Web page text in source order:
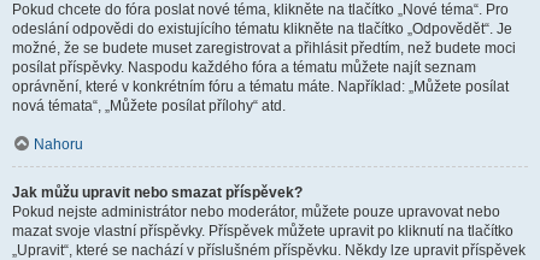
Pokud chcete do fóra poslat nové téma, klikněte na tlačítko „Nové téma“. Pro
odeslání odpovědi do existujícího tématu klikněte na tlačítko „Odpovědět“. Je
možné, že se budete muset zaregistrovat a přihlásit předtím, než budete moci
posílat příspěvky. Naspodu každého fóra a tématu můžete najít seznam
oprávnění, které v konkrétním fóru a tématu máte. Například: „Můžete posílat
nová témata“, „Můžete posílat přílohy“ atd.
Nahoru
Jak můžu upravit nebo smazat příspěvek?
Pokud nejste administrátor nebo moderátor, můžete pouze upravovat nebo
mazat svoje vlastní příspěvky. Příspěvek můžete upravit po kliknutí na tlačítko
„Upravit“, které se nachází v příslušném příspěvku. Někdy lze upravit příspěvek